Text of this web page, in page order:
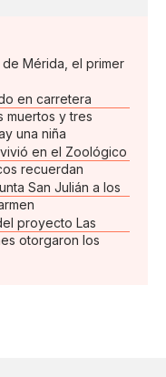
Mérida, el primer
en carretera
muertos y tres
una niña
en el Zoológico
recuerdan
San Julián a los
proyecto Las
otorgaron los